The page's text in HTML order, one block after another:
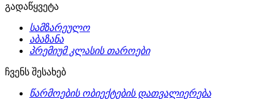
გადაწყვეტა
სამზარეულო
აბაზანა
პრემიუმ კლასის თაროები
ჩვენს შესახებ
წარმოების ობიექტების დათვალიერება